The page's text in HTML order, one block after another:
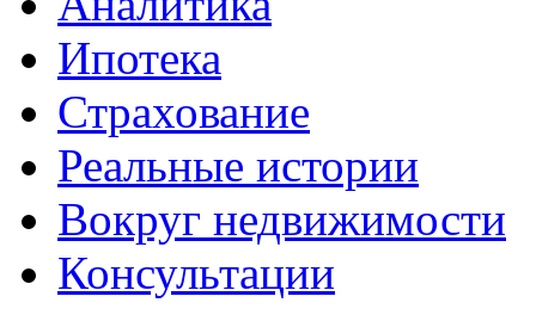
Ипотека
Страхование
Реальные истории
Вокруг недвижимости
Консультации